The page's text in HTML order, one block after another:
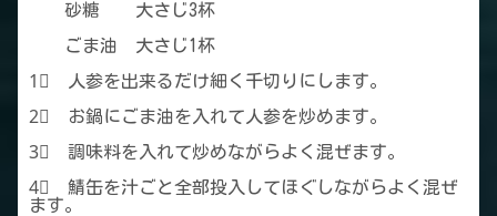
砂糖 大さじ3杯
ごま油 大さじ1杯
1⃣ 人参を出来るだけ細く千切りにします。
2⃣ お鍋にごま油を入れて人参を炒めます。
3⃣ 調味料を入れて炒めながらよく混ぜます。
4⃣ 鯖缶を汁ごと全部投入してほぐしながらよく混ぜ
ます。